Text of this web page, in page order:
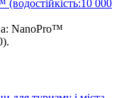
NanoPro™